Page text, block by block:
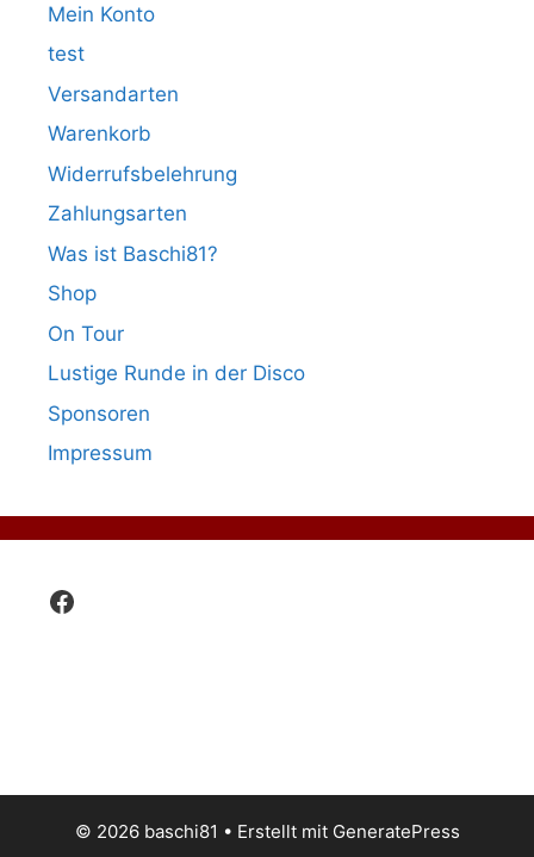
Mein Konto
test
Versandarten
Warenkorb
Widerrufsbelehrung
Zahlungsarten
Was ist Baschi81?
Shop
On Tour
Lustige Runde in der Disco
Sponsoren
Impressum
Facebook
© 2026 baschi81 • Erstellt mit GeneratePress